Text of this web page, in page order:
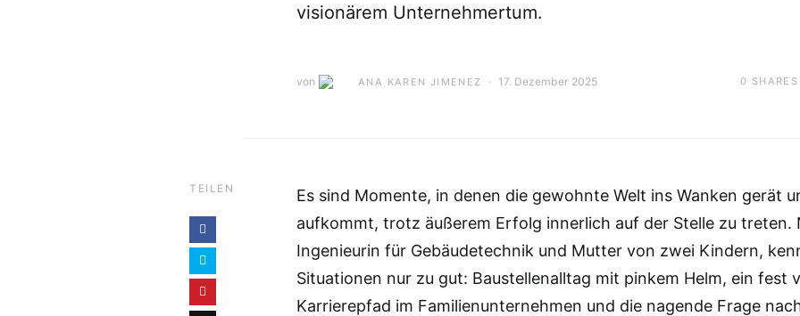
visionärem Unternehmertum.
von ANA KAREN JIMENEZ 17. Dezember 2025 0 SHARES
TEILEN
Es sind Momente, in denen die gewohnte Welt ins Wanken gerät
aufkommt, trotz äußerem Erfolg innerlich auf der Stelle zu treten.
Ingenieurin für Gebäudetechnik und Mutter von zwei Kindern,
Situationen nur zu gut: Baustellenalltag mit pinkem Helm, ein fest
Karrierepfad im Familienunternehmen und die nagende Frage